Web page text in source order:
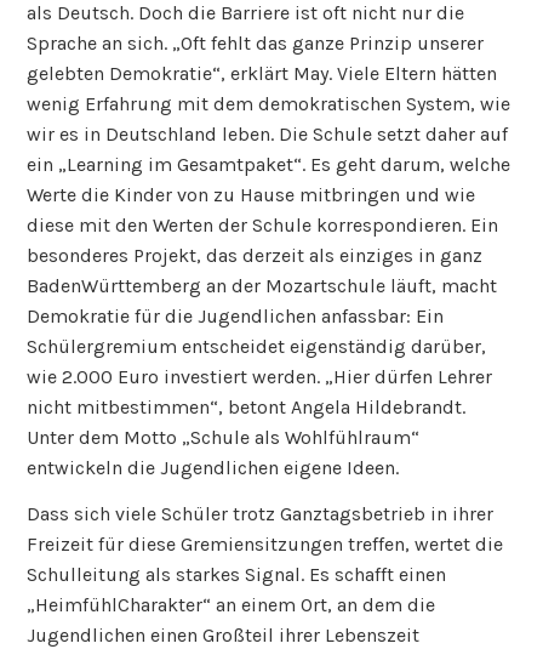
als Deutsch. Doch die Barriere ist oft nicht nur die
Sprache an sich. „Oft fehlt das ganze Prinzip unserer
gelebten Demokratie“, erklärt May. Viele Eltern hätten
wenig Erfahrung mit dem demokratischen System, wie
wir es in Deutschland leben. Die Schule setzt daher auf
ein „Learning im Gesamtpaket“. Es geht darum, welche
Werte die Kinder von zu Hause mitbringen und wie
diese mit den Werten der Schule korrespondieren. Ein
besonderes Projekt, das derzeit als einziges in ganz
BadenWürttemberg an der Mozartschule läuft, macht
Demokratie für die Jugendlichen anfassbar: Ein
Schülergremium entscheidet eigenständig darüber,
wie 2.000 Euro investiert werden. „Hier dürfen Lehrer
nicht mitbestimmen“, betont Angela Hildebrandt.
Unter dem Motto „Schule als Wohlfühlraum“
entwickeln die Jugendlichen eigene Ideen.
Dass sich viele Schüler trotz Ganztagsbetrieb in ihrer
Freizeit für diese Gremiensitzungen treffen, wertet die
Schulleitung als starkes Signal. Es schafft einen
„HeimfühlCharakter“ an einem Ort, an dem die
Jugendlichen einen Großteil ihrer Lebenszeit